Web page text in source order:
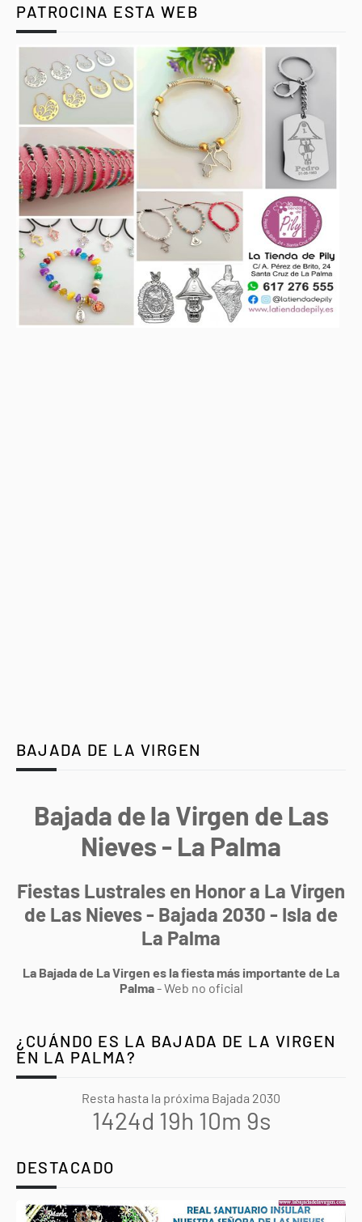
PATROCINA ESTA WEB
BAJADA DE LA VIRGEN
Bajada de la Virgen de Las
Nieves - La Palma
Fiestas Lustrales en Honor a La Virgen
de Las Nieves - Bajada 2030 - Isla de
La Palma
La Bajada de La Virgen es la fiesta más importante de La
Palma- Web no oficial
¿CUÁNDO ES LA BAJADA DE LA VIRGEN
EN LA PALMA?
Resta hasta la próxima Bajada 2030
1424d 19h 10m 8s
DESTACADO